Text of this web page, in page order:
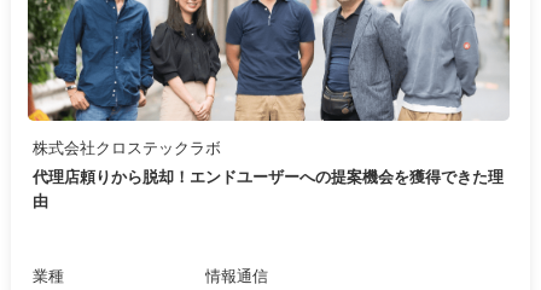
株式会社クロステックラボ
代理店頼りから脱却！エンドユーザーへの提案機会を獲得できた理
由
業種
情報通信